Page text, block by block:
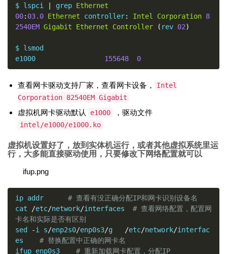
$ lspci grep Ethernet
00: 03.0 Ethernet controller: Intel Corporation 8
2540EM Gigabit Ethernet Controller ( rev 02)
$ lsmod
e1000 155648 0
查看网卡驱动支持厂家，查看网卡设备，
Intel
Corporation 82540EM Gigabit
虚拟机网卡驱动默认 e1000 ，驱动文件
intel/e1000/e1000.ko
虚拟机设置好了，放到实体机运行，或者其他虚拟系统里运
行，大多能直接驱动使用，只要修改下网络配置就可以
ifup.png
ip addr # 查看有没正确分配IP和网卡识别设备名
cat
/etc/network/interfaces # 查看网络配置，配置网
卡名和实际是否有区别
sed
-i s/enp2s0/enp0s3/g /etc/network/interfac
es # 替换配置中正确的网卡名
ifup enp0s3 # 重新加载网卡配置，分配IP